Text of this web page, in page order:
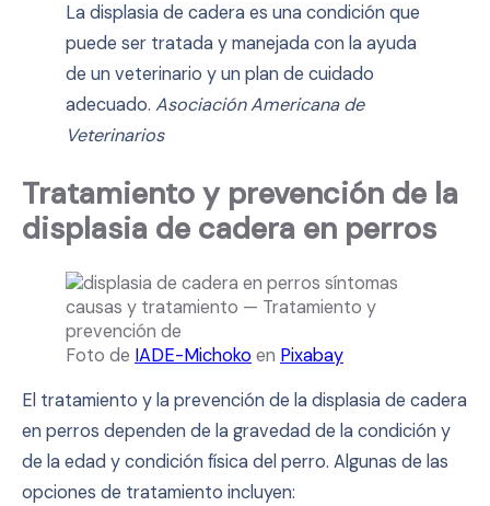
La displasia de cadera es una condición que
puede ser tratada y manejada con la ayuda
de un veterinario y un plan de cuidado
adecuado. Asociación Americana de
Veterinarios
Tratamiento y prevención de la
displasia de cadera en perros
Foto de IADE-Michoko en Pixabay
El tratamiento y la prevención de la displasia de cadera
en perros dependen de la gravedad de la condición y
de la edad y condición física del perro. Algunas de las
opciones de tratamiento incluyen: